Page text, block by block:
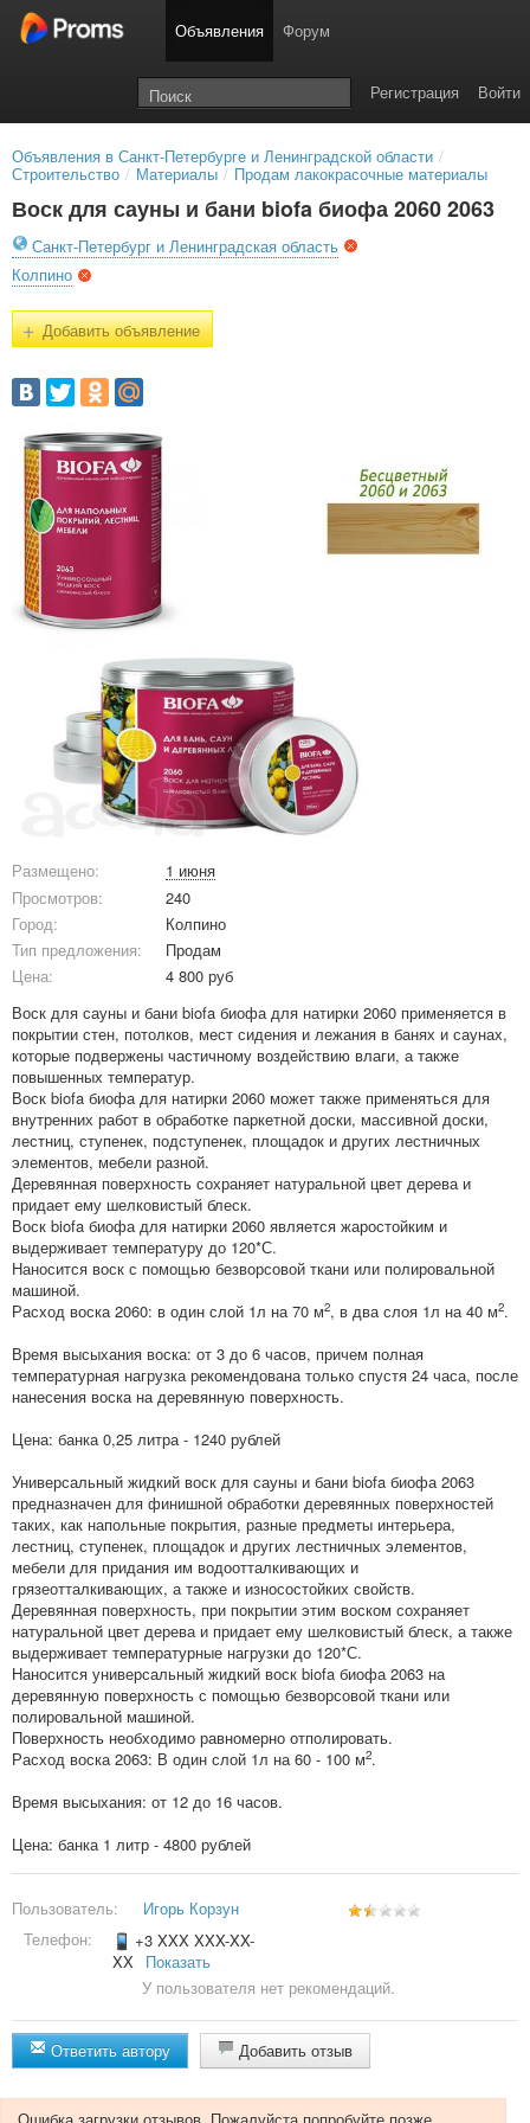
Объявления Форум
Войти
Регистрация
Объявления в Санкт-Петербурге и Ленинградской области /
Строительство / Материалы / Продам лакокрасочные материалы
Воск для сауны и бани biofa биофа 2060 2063
Санкт-Петербург и Ленинградская область
Колпино
+Добавить объявление
Размещено:
1 июня
Просмотров:
240
Город:
Колпино
Тип предложения:
Продам
Цена:
4 800 руб
Воск для сауны и бани biofa биофа для натирки 2060 применяется в
покрытии стен, потолков, мест сидения и лежания в банях и саунах,
которые подвержены частичному воздействию влаги, а также
повышенных температур.
Воск biofa биофа для натирки 2060 может также применяться для
внутренних работ в обработке паркетной доски, массивной доски,
лестниц, ступенек, подступенек, площадок и других лестничных
элементов, мебели разной.
Деревянная поверхность сохраняет натуральной цвет дерева и
придает ему шелковистый блеск.
Воск biofa биофа для натирки 2060 является жаростойким и
выдерживает температуру до 120*С.
Наносится воск с помощью безворсовой ткани или полировальной
машиной.
Расход воска 2060: в один слой 1л на 70 м2, в два слоя 1л на 40 м2.
Время высыхания воска: от 3 до 6 часов, причем полная
температурная нагрузка рекомендована только спустя 24 часа, после
нанесения воска на деревянную поверхность.
Цена: банка 0,25 литра - 1240 рублей
Универсальный жидкий воск для сауны и бани biofa биофа 2063
предназначен для финишной обработки деревянных поверхностей
таких, как напольные покрытия, разные предметы интерьера,
лестниц, ступенек, площадок и других лестничных элементов,
мебели для придания им водоотталкивающих и
грязеотталкивающих, а также и износостойких свойств.
Деревянная поверхность, при покрытии этим воском сохраняет
натуральной цвет дерева и придает ему шелковистый блеск, а также
выдерживает температурные нагрузки до 120*С.
Наносится универсальный жидкий воск biofa биофа 2063 на
деревянную поверхность с помощью безворсовой ткани или
полировальной машиной.
Поверхность необходимо равномерно отполировать.
Расход воска 2063: В один слой 1л на 60 - 100 м2.
Время высыхания: от 12 до 16 часов.
Цена: банка 1 литр - 4800 рублей
Пользователь:
Игорь Корзун
Телефон:
+3 XXX XXX-XX-
XX
Показать
У пользователя нет рекомендаций.
Ответить автору Добавить отзыв
Ошибка загрузки отзывов. Пожалуйста попробуйте позже.